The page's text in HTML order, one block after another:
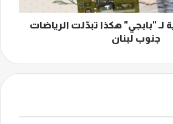
"بابجي" هكذا تبدّلت الرياضات
جنوب لبنان